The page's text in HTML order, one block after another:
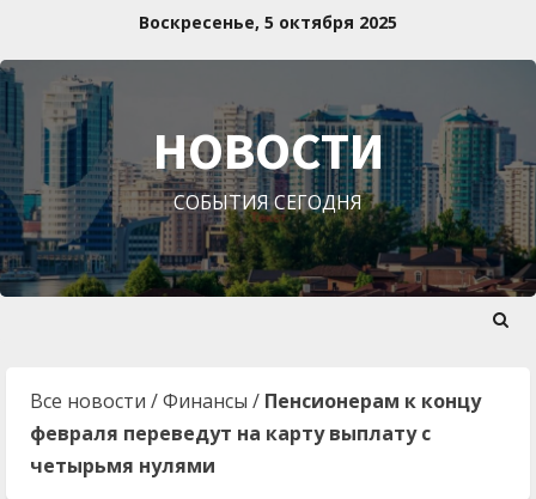
содержимому
Воскресенье, 5 октября 2025
НОВОСТИ
СОБЫТИЯ СЕГОДНЯ
Все новости /Финансы / Пенсионерам к концу
февраля переведут на карту выплату с
четырьмя нулями